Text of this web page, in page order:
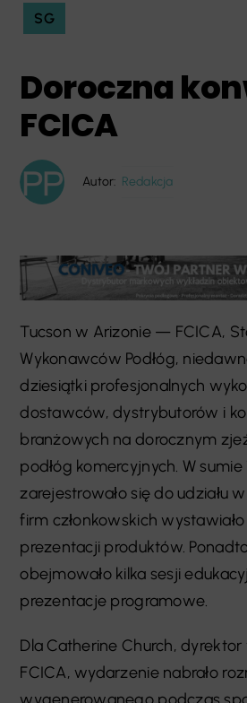
SG
Doroczna
FCICA
Autor: Redakcja
Tucson w Arizonie — FCICA,
Wykonawców Podłóg,
dziesiątki profesjonalnych
dostawców, dystrybutorów i
branżowych na dorocznym
podłóg komercyjnych. W sumie
zarejestrowało się do udziału
firm członkowskich
prezentacji produktów.
obejmowało kilka sesji
prezentacje programowe.
Dla Catherine Church,
FCICA, wydarzenie nabrało